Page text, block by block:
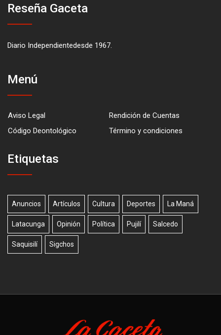
Reseña Gaceta
Diario Independientedesde 1967.
Menú
Aviso Legal
Rendición de Cuentas
Código Deontológico
Término y condiciones
Etiquetas
Anuncios Artículos Cultura Deportes La Maná
Latacunga Opinión Política Pujilí Salcedo
Saquisilí Sigchos